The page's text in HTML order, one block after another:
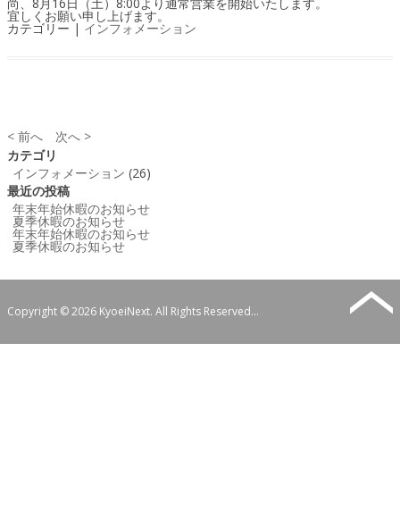
宜しくお願い申し上げます。
カテゴリー | インフォメーション
< 前へ
次へ >
カテゴリ
インフォメーション (26)
最近の投稿
年末年始休暇のお知らせ
夏季休暇のお知らせ
年末年始休暇のお知らせ
夏季休暇のお知らせ
Copyright © 2026 KyoeiNext. All Rights Reserved...